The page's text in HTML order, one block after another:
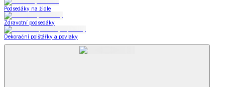
Podsedáky na židle
Zdravotní podsedáky
Dekorační polštářky a povlaky